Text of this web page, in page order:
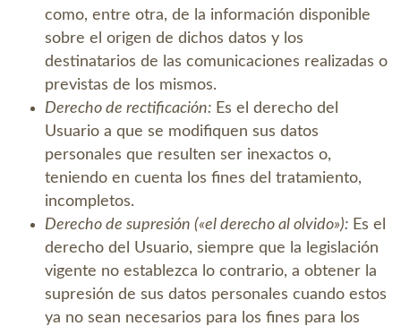
como, entre otra, de la información disponible
sobre el origen de dichos datos y los
destinatarios de las comunicaciones realizadas o
previstas de los mismos.
Derecho de rectificación: Es el derecho del
Usuario a que se modifiquen sus datos
personales que resulten ser inexactos o,
teniendo en cuenta los fines del tratamiento,
incompletos.
Derecho de supresión («el derecho al olvido»): Es el
derecho del Usuario, siempre que la legislación
vigente no establezca lo contrario, a obtener la
supresión de sus datos personales cuando estos
ya no sean necesarios para los fines para los